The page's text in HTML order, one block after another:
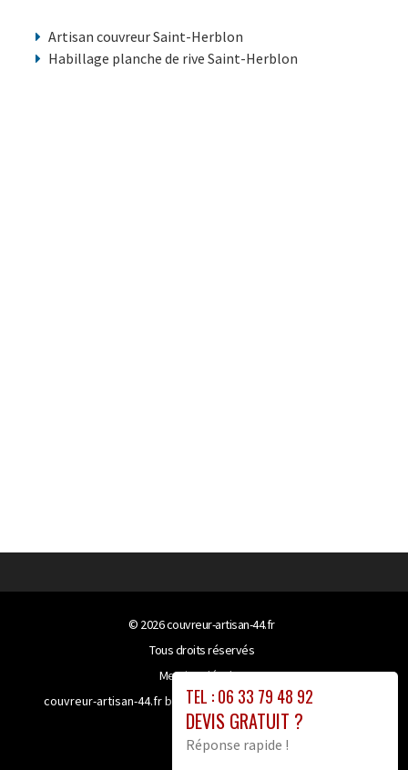
Artisan couvreur Saint-Herblon
Habillage planche de rive Saint-Herblon
TEL : 06 33 79 48 92
DEVIS GRATUIT ?
Réponse rapide !
© 2026couvreur-artisan-44.fr
Tous droits réservés
Mentions légales
couvreur-artisan-44.fr bénéficie de la technologie
site proxy